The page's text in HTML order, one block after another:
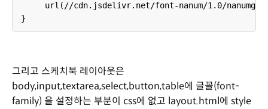
url(//cdn.jsdelivr.net/font-nanum/1.0/
}
그리고 스케치북 레이아웃은
body,input,textarea,select,button,table에 글꼴(font-
family) 을 설정하는 부분이 css에 없고 layout.html에 style